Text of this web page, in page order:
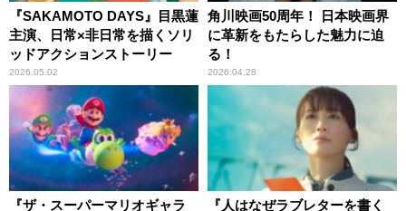
『SAKAMOTO DAYS』目黒蓮
主演、日常×非日常を描くソリ
ッドアクションストーリー
2026.05.02
角川映画50周年！ 日本映画界
に革新をもたらした魅力に迫
る！
2026.04.28
『ザ・スーパーマリオギャラ
『人はなぜラブレターを書く